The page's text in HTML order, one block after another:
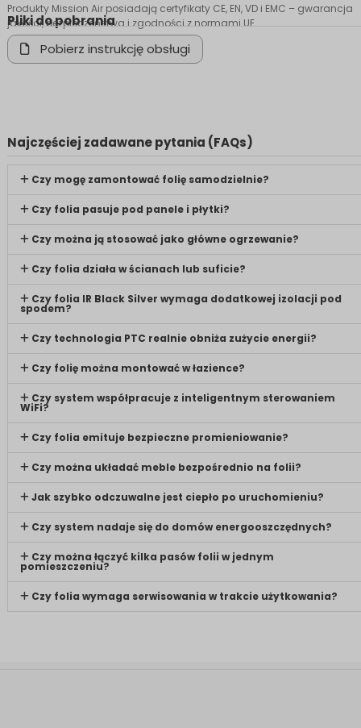
Produkty Mission Air posiadają certyfikaty CE, EN, VD i EMC – gwarancja
jakości, bezpieczeństwa i zgodności z normami UE.
Pliki do pobrania
Pobierz instrukcję obsługi
Najczęściej zadawane pytania (FAQs)
Czy mogę zamontować folię samodzielnie?
Czy folia pasuje pod panele i płytki?
Czy można ją stosować jako główne ogrzewanie?
Czy folia działa w ścianach lub suficie?
Czy folia IR Black Silver wymaga dodatkowej izolacji pod
spodem?
Czy technologia PTC realnie obniża zużycie energii?
Czy folię można montować w łazience?
Czy system współpracuje z inteligentnym sterowaniem
WiFi?
Czy folia emituje bezpieczne promieniowanie?
Czy można układać meble bezpośrednio na folii?
Jak szybko odczuwalne jest ciepło po uruchomieniu?
Czy system nadaje się do domów energooszczędnych?
Czy można łączyć kilka pasów folii w jednym
pomieszczeniu?
Czy folia wymaga serwisowania w trakcie użytkowania?